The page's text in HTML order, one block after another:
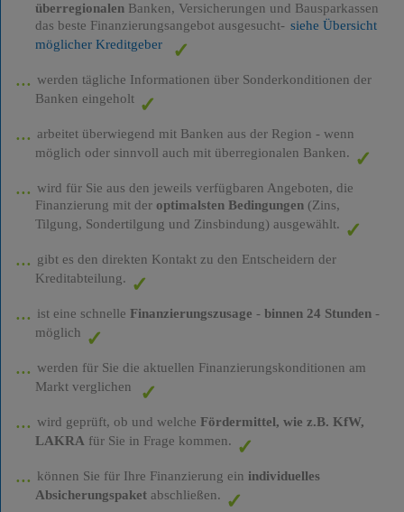
überregionalenBanken, Versicherungen und Bausparkassen
das beste Finanzierungsangebot ausgesucht- siehe Übersicht
möglicher Kreditgeber
werden tägliche Informationen über Sonderkonditionen der
Banken eingeholt
arbeitet überwiegend mit Banken aus der Region - wenn
möglich oder sinnvoll auch mit überregionalen Banken.
wird für Sie aus den jeweils verfügbaren Angeboten, die
Finanzierung mit der optimalsten Bedingungen(Zins,
Tilgung, Sondertilgung und Zinsbindung) ausgewählt.
gibt es den direkten Kontakt zu den Entscheidern der
Kreditabteilung.
ist eine schnelle Finanzierungszusage - binnen 24 Stunden-
möglich
werden für Sie die aktuellen Finanzierungskonditionen am
Markt verglichen
wird geprüft, ob und welche Fördermittel, wie z.B. KfW,
LAKRA für Sie in Frage kommen.
können Sie für Ihre Finanzierung ein individuelles
Absicherungspaketabschließen.